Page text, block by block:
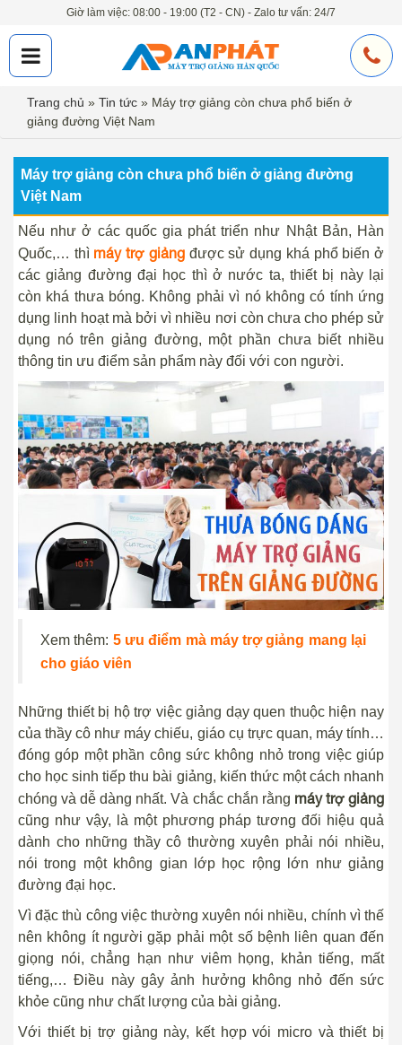
Giờ làm việc: 08:00 - 19:00 (T2 - CN) - Zalo tư vấn: 24/7
Trang chủ » Tin tức » Máy trợ giảng còn chưa phổ biến ở
giảng đường Việt Nam
Máy trợ giảng còn chưa phổ biến ở giảng đường
Việt Nam
Nếu như ở các quốc gia phát triển như Nhật Bản, Hàn
Quốc,… thì máy trợ giảngđược sử dụng khá phổ biến ở
các giảng đường đại học thì ở nước ta, thiết bị này lại
còn khá thưa bóng. Không phải vì nó không có tính ứng
dụng linh hoạt mà bởi vì nhiều nơi còn chưa cho phép sử
dụng nó trên giảng đường, một phần chưa biết nhiều
thông tin ưu điểm sản phẩm này đối với con người.
Xem thêm: 5 ưu điểm mà máy trợ giảng mang lại
cho giáo viên
Những thiết bị hộ trợ việc giảng dạy quen thuộc hiện nay
của thầy cô như máy chiếu, giáo cụ trực quan, máy tính…
đóng góp một phần công sức không nhỏ trong việc giúp
cho học sinh tiếp thu bài giảng, kiến thức một cách nhanh
chóng và dễ dàng nhất. Và chắc chắn rằng máy trợ giảng
cũng như vậy, là một phương pháp tương đối hiệu quả
dành cho những thầy cô thường xuyên phải nói nhiều,
nói trong một không gian lớp học rộng lớn như giảng
đường đại học.
Vì đặc thù công việc thường xuyên nói nhiều, chính vì thế
nên không ít người gặp phải một số bệnh liên quan đến
giọng nói, chẳng hạn như viêm họng, khản tiếng, mất
tiếng,… Điều này gây ảnh hưởng không nhỏ đến sức
khỏe cũng như chất lượng của bài giảng.
Với thiết bị trợ giảng này, kết hợp vói micro và thiết bị